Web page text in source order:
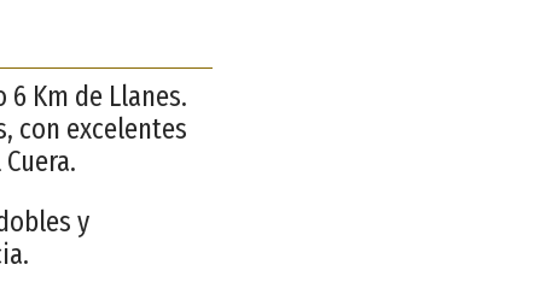
Km de Llanes.
con excelentes
y